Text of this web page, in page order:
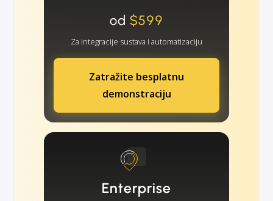
od $599
Za integracije sustava i automatizaciju
Zatražite besplatnu
demonstraciju
Enterprise